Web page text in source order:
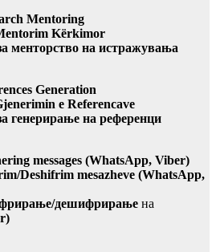
Mentoring
Kërkimor
менторство на истражувања
Generation
e Referencave
генерирање на референци
messages (WhatsApp, Viber)
Deshifrim mesazheve (WhatsApp,
дешифрирање на